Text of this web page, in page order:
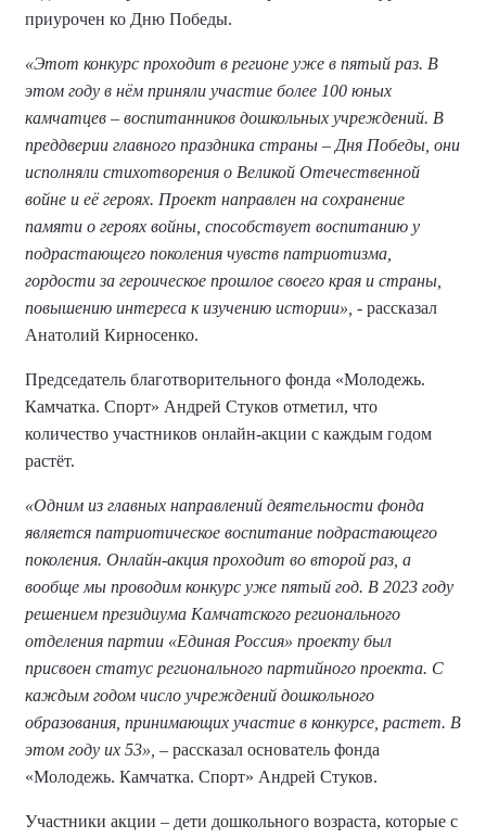
приурочен ко Дню Победы.
«Этот конкурс проходит в регионе уже в пятый раз. В
этом году в нём приняли участие более 100 юных
камчатцев – воспитанников дошкольных учреждений. В
преддверии главного праздника страны – Дня Победы, они
исполняли стихотворения о Великой Отечественной
войне и её героях. Проект направлен на сохранение
памяти о героях войны, способствует воспитанию у
подрастающего поколения чувств патриотизма,
гордости за героическое прошлое своего края и страны,
повышению интереса к изучению истории», - рассказал
Анатолий Кирносенко.
Председатель благотворительного фонда «Молодежь.
Камчатка. Спорт» Андрей Стуков отметил, что
количество участников онлайн-акции с каждым годом
растёт.
«Одним из главных направлений деятельности фонда
является патриотическое воспитание подрастающего
поколения. Онлайн-акция проходит во второй раз, а
вообще мы проводим конкурс уже пятый год. В 2023 году
решением президиума Камчатского регионального
отделения партии «Единая Россия» проекту был
присвоен статус регионального партийного проекта. С
каждым годом число учреждений дошкольного
образования, принимающих участие в конкурсе, растет. В
этом году их 53», – рассказал основатель фонда
«Молодежь. Камчатка. Спорт» Андрей Стуков.
Участники акции – дети дошкольного возраста, которые с